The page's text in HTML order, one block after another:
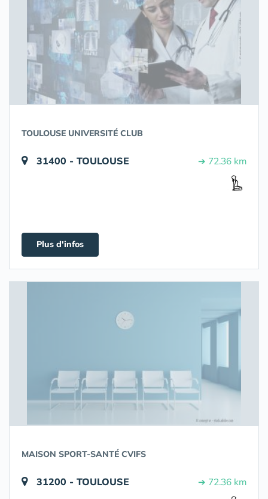
TOULOUSE UNIVERSITÉ CLUB
31400 - TOULOUSE ➔ 72.36 km
Plus d'infos
MAISON SPORT-SANTÉ CVIFS
31200 - TOULOUSE ➔ 72.36 km